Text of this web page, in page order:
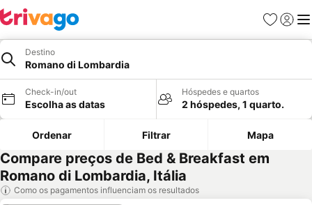
Favoritos
Iniciar
Destino
Romano di Lombardia
Check-in/out
Escolha as datas
Hóspedes e quartos
2 hóspedes, 1 quarto.
Ordenar Filtrar Mapa
Compare preços de Bed & Breakfast em
Romano di Lombardia, Itália
Como os pagamentos influenciam os resultados